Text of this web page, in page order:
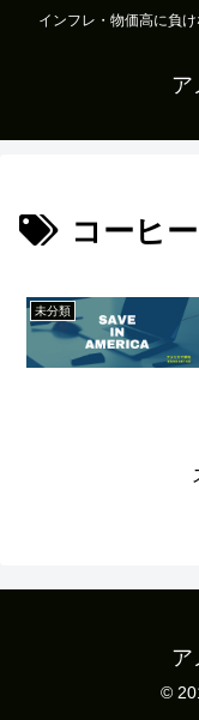
インフレ・物価高に負
ア
コーヒー
未分類
ア
©